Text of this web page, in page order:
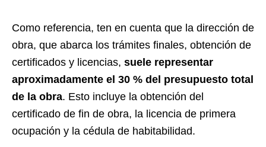
Como referencia, ten en cuenta que la dirección de
obra, que abarca los trámites finales, obtención de
certificados y licencias, suele representar
aproximadamente el 30 % del presupuesto total
de la obra. Esto incluye la obtención del
certificado de fin de obra, la licencia de primera
ocupación y la cédula de habitabilidad.